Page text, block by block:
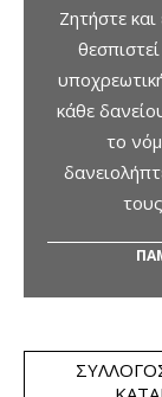
Ζητήστε
κάθε
το